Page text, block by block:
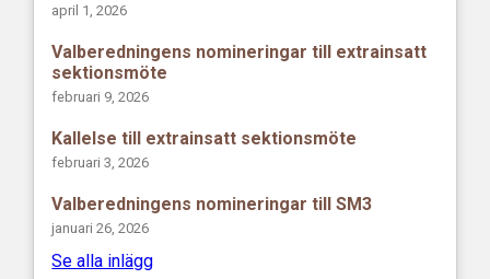
april 1, 2026
Valberedningens nomineringar till extrainsatt
sektionsmöte
februari 9, 2026
Kallelse till extrainsatt sektionsmöte
februari 3, 2026
Valberedningens nomineringar till SM3
januari 26, 2026
Se alla inlägg